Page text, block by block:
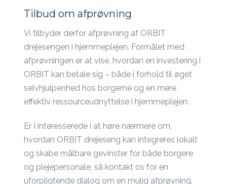
Tilbud om afprøvning
Vi tilbyder derfor afprøvning af ORBIT
drejesengen i hjemmeplejen. Formålet med
afprøvningen er at vise, hvordan en investering i
ORBIT kan betale sig – både i forhold til øget
selvhjulpenhed hos borgerne og en mere
effektiv ressourceudnyttelse i hjemmeplejen.
Er I interesserede i at høre nærmere om,
hvordan ORBIT drejeseng kan integreres lokalt
og skabe målbare gevinster for både borgere
og plejepersonale, så kontakt os for en
uforpligtende dialog om en mulig afprøvning.